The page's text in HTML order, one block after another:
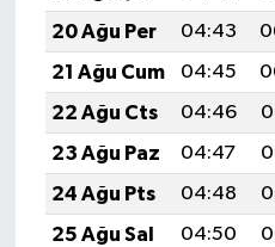
20 Ağu Per
04:43
21 Ağu Cum
04:45
22 Ağu Cts
04:46
23 Ağu Paz
04:47
24 Ağu Pts
04:48
25 Ağu Sal
04:50